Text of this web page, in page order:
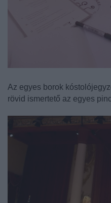
Az egyes borok
rövid ismertető az egyes